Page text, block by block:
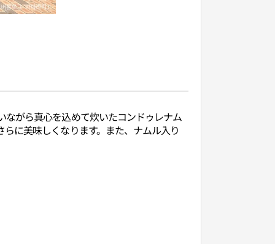
ながら真心を込めて炊いたコンドゥレナム
に美味しくなります。また、ナムル入り